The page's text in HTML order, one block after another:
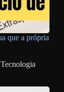
que a própria
Tecnologia